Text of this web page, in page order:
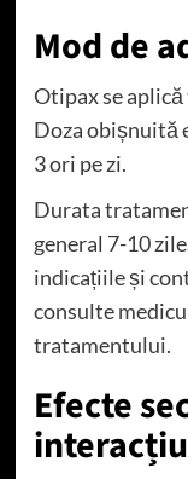
Mod de
Otipax se aplică
Doza obișnuită
3 ori pe zi.
Durata
general 7-10
indicațiile și
consulte
tratamentului.
Efecte